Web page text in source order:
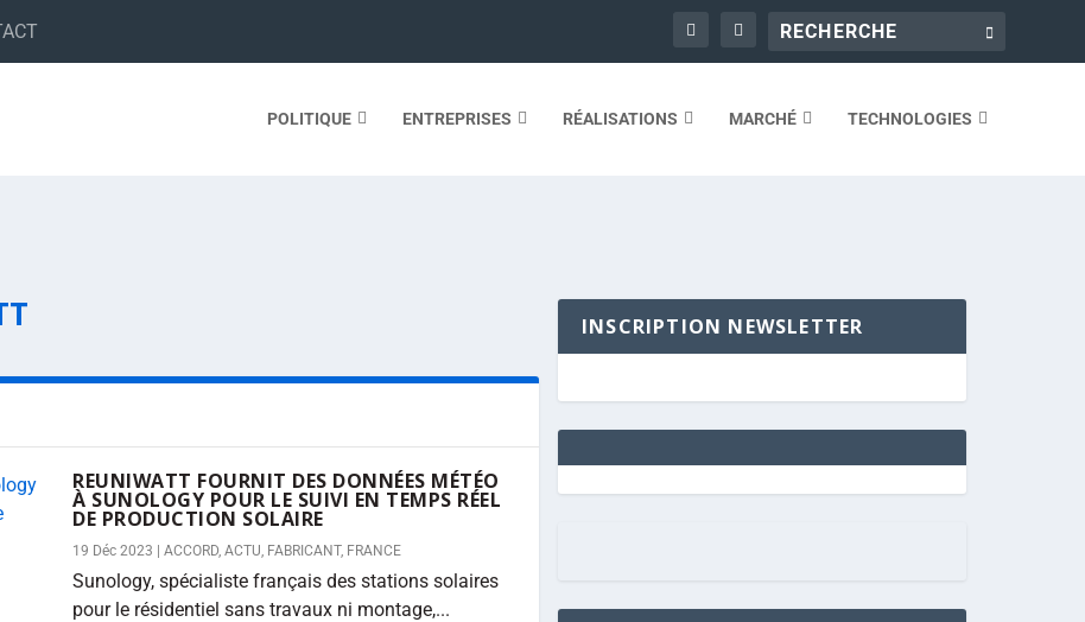
POLITIQUE ENTREPRISES RÉALISATIONS MARCHÉ TECHNOLOGIES
REUNIWATT FOURNIT DES DONNÉES MÉTÉO
À SUNOLOGY POUR LE SUIVI EN TEMPS RÉEL
DE PRODUCTION SOLAIRE
19 Déc 2023 ACCORD, ACTU, FABRICANT, FRANCE
Sunology, spécialiste français des stations solaires
pour le résidentiel sans travaux ni montage,...
INSCRIPTION NEWSLETTER